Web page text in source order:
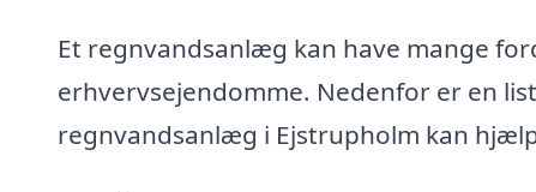
Et regnvandsanlæg kan have mange
erhvervsejendomme. Nedenfor er en
regnvandsanlæg i Ejstrupholm kan